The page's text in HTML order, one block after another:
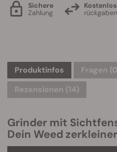
Sichere
Zahlung
rückgaben
Produktinfos Fragen
Rezensionen (14)
Grinder mit
Dein Weed